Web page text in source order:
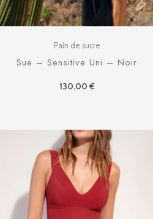
Pain de sucre
Sue – Sensitive Uni – Noir
130,00 €